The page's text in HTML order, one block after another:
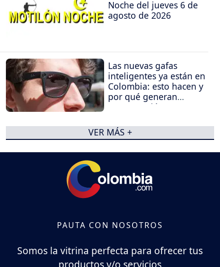
Noche del jueves 6 de
agosto de 2026
Las nuevas gafas
inteligentes ya están en
Colombia: esto hacen y
por qué generan
preocupación
VER MÁS +
PAUTA CON NOSOTROS
Somos la vitrina perfecta para ofrecer tus
productos y/o servicios